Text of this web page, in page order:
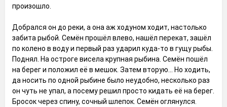
произошло.
Добрался он до реки, а она аж ходуном ходит, настолько
забита рыбой. Семён прошёл влево, нашёл перекат, зашёл
по колено в воду и первый раз ударил куда-то в гущу рыбы.
Поднял. На остроге висела крупная рыбина. Семён пошёл
на берег и положил её в мешок. Затем вторую... Но ходить,
да носить по одной рыбине было неудобно, несколько раз
он чуть не упал, а посему решил просто кидать её на берег.
Бросок через спину, сочный шлепок. Семён оглянулся.